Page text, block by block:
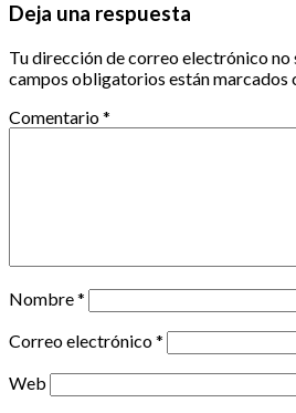
Deja una respuesta
Tu dirección de correo electrónico no
campos obligatorios están marcados
Comentario*
Nombre*
Correo electrónico*
Web